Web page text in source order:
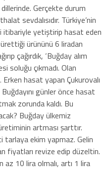
Gerçekte durum
sevdalısıdır. Türkiye’nin
itibariyle yetiştirip hasat eden
ürününü 6 liradan
çağırdık, ‘Buğday alım
soluğu çıkmadı. Olan
hasat yapan Çukurovalı
günler önce hasat
zorunda kaldı. Bu
Buğday ülkemiz
artması şarttır.
tarlaya ekim yapmaz. Gelin
fiyatları revize edip düzeltin.
10 lira olmalı, artı 1 lira